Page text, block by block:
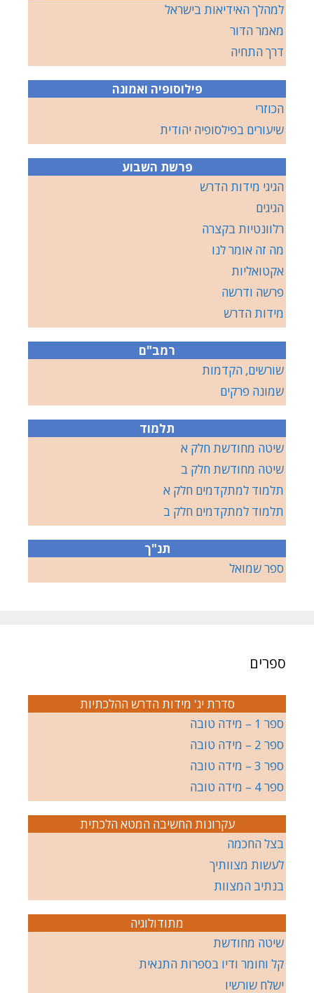
למהלך האידיאות בישראל
מאמר הדור
דרך התחיה
פילוסופיה ואמונה
הכוזרי
שיעורים בפילסופיה יהודית
פרשת השבוע
הגיגי מידות הדרש
הגיגים
רלוונטיות בקצרה
מה זה אומר לנו
אקטואליות
פרשה ודרשה
מידות הדרש
רמב"ם
שורשים, הקדמות
שמונה פרקים
תלמוד
שיטה מחודשת חלק א
שיטה מחודשת חלק ב
תלמוד למתקדמים חלק א
תלמוד למתקדמים חלק ב
תנ"ך
ספר שמואל
ספרים
סדרת יג' מידות הדרש ההלכתיות
ספר 1 – מידה טובה
ספר 2 – מידה טובה
ספר 3 – מידה טובה
ספר 4 – מידה טובה
עקרונות החשיבה המטא הלכתית
בצל החכמה
לעשות מצוותיך
בנתיב המצוות
מתודולוגיה
שיטה מחודשת
קל וחומר ודיו בספרות התנאית
ישלח שורשיו